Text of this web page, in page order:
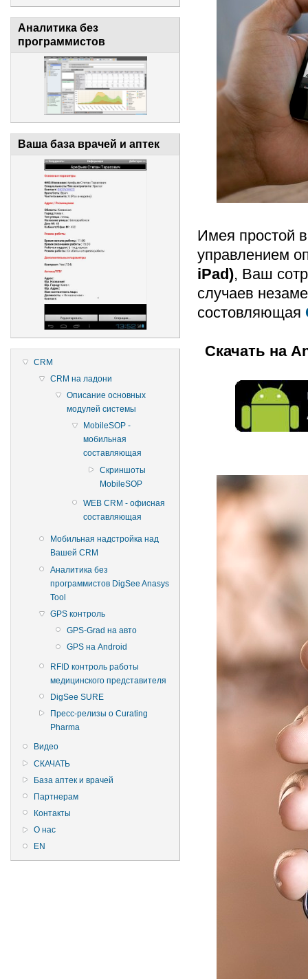
Аналитика без
программистов
Ваша база врачей и аптек
CRM
CRM на ладони
Описание основных
модулей системы
MobileSOP -
мобильная
составляющая
Скриншоты
MobileSOP
WEB CRM - офисная
составляющая
Мобильная надстройка над
Вашей CRM
Аналитика без
программистов DigSee Anasys
Tool
GPS контроль
GPS-Grad на авто
GPS на Android
RFID контроль работы
медицинского представителя
DigSee SURE
Пресс-релизы о Curating
Pharma
Видео
СКАЧАТЬ
База аптек и врачей
Партнерам
Контакты
О нас
EN
Имея простой
управлением
iPad), Ваш
случаев
состовляющая
Скачать на